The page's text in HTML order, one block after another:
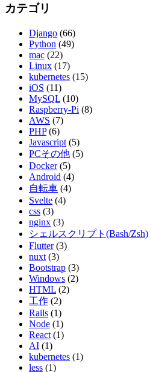
カテゴリ
Django (66)
Python (49)
mac (22)
Linux (17)
kubernetes (15)
iOS (11)
MySQL (10)
Raspberry-Pi (8)
AWS (7)
PHP (6)
Javascript (5)
PCその他 (5)
Docker (5)
Android (4)
自転車 (4)
Svelte (4)
css (3)
nginx (3)
シェルスクリプト(Bash/Zsh)
Flutter (3)
nuxt (3)
Bootstrap (3)
Windows (2)
HTML (2)
工作 (2)
Rails (1)
Node (1)
React (1)
AI (1)
kubernetes (1)
less (1)